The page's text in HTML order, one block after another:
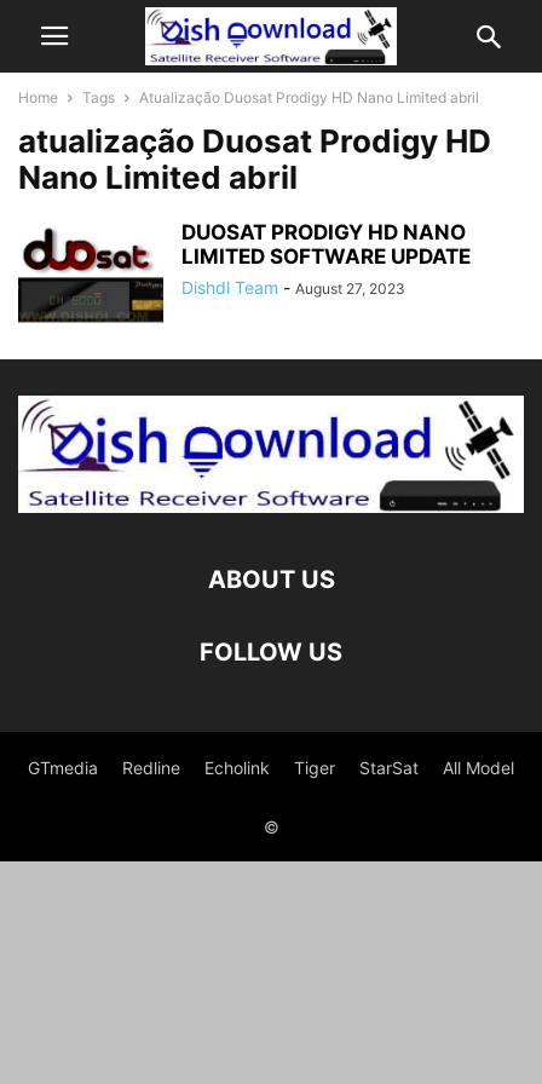
Home Tags Atualização Duosat Prodigy HD Nano Limited abril
atualização Duosat Prodigy HD
Nano Limited abril
DUOSAT PRODIGY HD NANO
LIMITED SOFTWARE UPDATE
Dishdl Team - August 27, 2023
ABOUT US
FOLLOW US
GTmedia Redline Echolink Tiger StarSat All Model
©